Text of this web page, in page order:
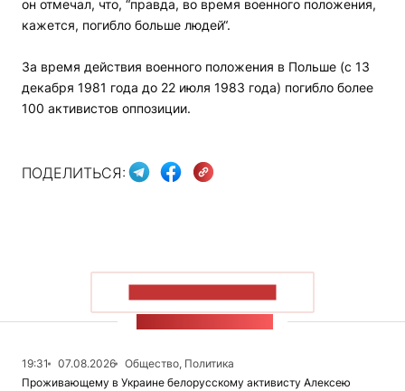
он отмечал, что, “правда, во время военного положения,
кажется, погибло больше людей“.
За время действия военного положения в Польше (с 13
декабря 1981 года до 22 июля 1983 года) погибло более
100 активистов оппозиции.
ПОДЕЛИТЬСЯ:
19:31 07.08.2026
Общество, Политика
Проживающему в Украине белорусскому активисту Алексею